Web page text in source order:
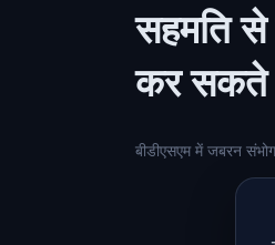
सहमति
कर सकते
बीडीएसएम में जबरन